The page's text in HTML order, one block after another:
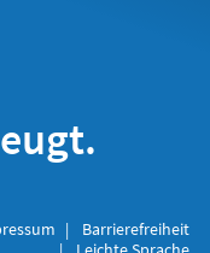
Barrierefreiheit